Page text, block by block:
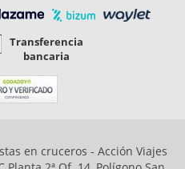
Transferencia
bancaria
en cruceros - Acción Viajes